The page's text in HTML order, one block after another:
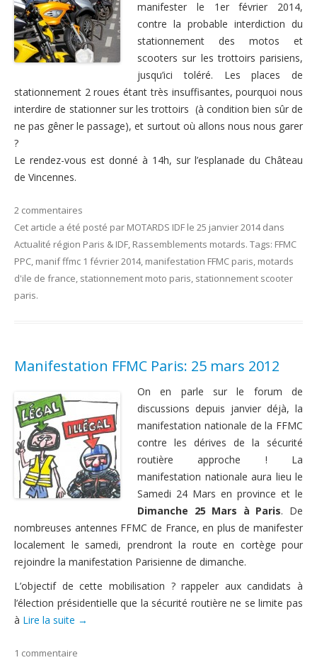
manifester le 1er février 2014,
contre la probable interdiction du
stationnement des motos et
scooters sur les trottoirs parisiens,
jusqu’ici toléré. Les places de
stationnement 2 roues étant très insuffisantes, pourquoi nous
interdire de stationner sur les trottoirs (à condition bien sûr de
ne pas gêner le passage), et surtout où allons nous nous garer
?
Le rendez-vous est donné à 14h, sur l’esplanade du Château
de Vincennes.
2 commentaires
Cet article a été posté par MOTARDS IDF le 25 janvier 2014dans
Actualité région Paris & IDF, Rassemblements motards. Tags: FFMC
PPC, manif ffmc 1 février 2014, manifestation FFMC paris, motards
d'ile de france, stationnement moto paris, stationnement scooter
paris.
Manifestation FFMC Paris: 25 mars 2012
On en parle sur le forum de
discussions depuis janvier déjà, la
manifestation nationale de la FFMC
contre les dérives de la sécurité
routière approche ! La
manifestation nationale aura lieu le
Samedi 24 Mars en province et le
Dimanche 25 Mars à Paris. De
nombreuses antennes FFMC de France, en plus de manifester
localement le samedi, prendront la route en cortège pour
rejoindre la manifestation Parisienne de dimanche.
L’objectif de cette mobilisation ? rappeler aux candidats à
l’élection présidentielle que la sécurité routière ne se limite pas
à Lire la suite →
1 commentaire